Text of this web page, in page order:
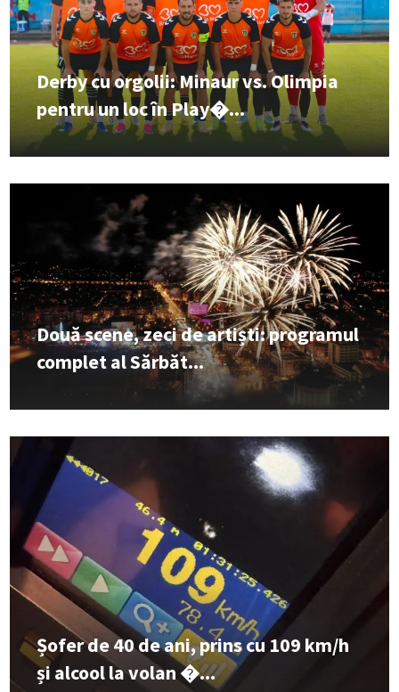
Derby cu orgolii: Minaur vs. Olimpia
pentru un loc în Play�...
Două scene, zeci de artiști: programul
complet al Sărbăt...
Șofer de 40 de ani, prins cu 109 km/h
și alcool la volan �...